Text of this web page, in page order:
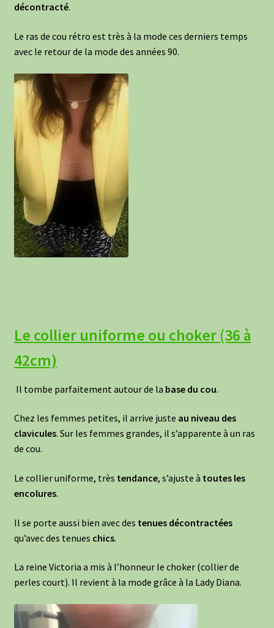
décontracté.
Le ras de cou rétro est très à la mode ces derniers temps
avec le retour de la mode des années 90.
Le collier uniforme ou choker (36 à
42cm)
Il tombe parfaitement autour de la base du cou.
Chez les femmes petites, il arrive juste au niveau des
clavicules. Sur les femmes grandes, il s’apparente à un ras
de cou.
Le collier uniforme, très tendance, s’ajuste à toutes les
encolures.
Il se porte aussi bien avec des tenues décontractées
qu’avec des tenues chics.
La reine Victoria a mis à l’honneur le choker (collier de
perles court). Il revient à la mode grâce à la Lady Diana.